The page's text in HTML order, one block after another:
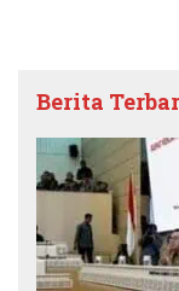
Berita